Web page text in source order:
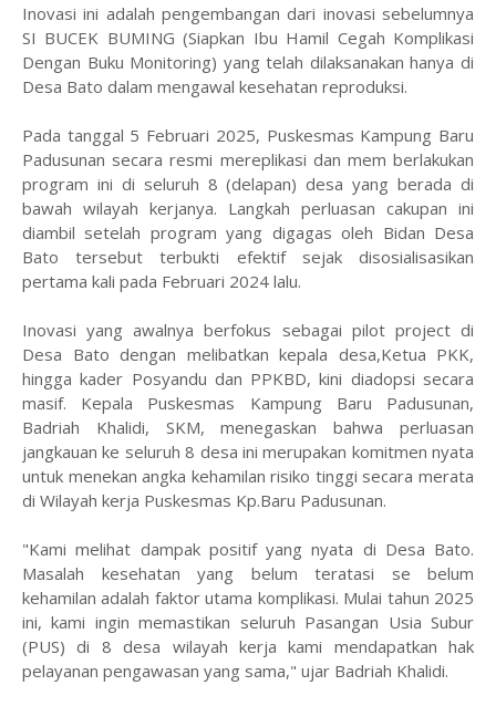
Inovasi ini adalah pengembangan dari inovasi sebelumnya
SI BUCEK BUMING (Siapkan Ibu Hamil Cegah Komplikasi
Dengan Buku Monitoring) yang telah dilaksanakan hanya di
Desa Bato dalam mengawal kesehatan reproduksi.
Pada tanggal 5 Februari 2025, Puskesmas Kampung Baru
Padusunan secara resmi mereplikasi dan mem berlakukan
program ini di seluruh 8 (delapan) desa yang berada di
bawah wilayah kerjanya. Langkah perluasan cakupan ini
diambil setelah program yang digagas oleh Bidan Desa
Bato tersebut terbukti efektif sejak disosialisasikan
pertama kali pada Februari 2024 lalu.
Inovasi yang awalnya berfokus sebagai pilot project di
Desa Bato dengan melibatkan kepala desa,Ketua PKK,
hingga kader Posyandu dan PPKBD, kini diadopsi secara
masif. Kepala Puskesmas Kampung Baru Padusunan,
Badriah Khalidi, SKM, menegaskan bahwa perluasan
jangkauan ke seluruh 8 desa ini merupakan komitmen nyata
untuk menekan angka kehamilan risiko tinggi secara merata
di Wilayah kerja Puskesmas Kp.Baru Padusunan.
"Kami melihat dampak positif yang nyata di Desa Bato.
Masalah kesehatan yang belum teratasi se belum
kehamilan adalah faktor utama komplikasi. Mulai tahun 2025
ini, kami ingin memastikan seluruh Pasangan Usia Subur
(PUS) di 8 desa wilayah kerja kami mendapatkan hak
pelayanan pengawasan yang sama," ujar Badriah Khalidi.